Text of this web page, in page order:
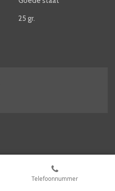
25 gr.
Telefoonnummer